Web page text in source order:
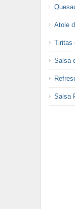
Atole
Tiritas
Salsa
Salsa